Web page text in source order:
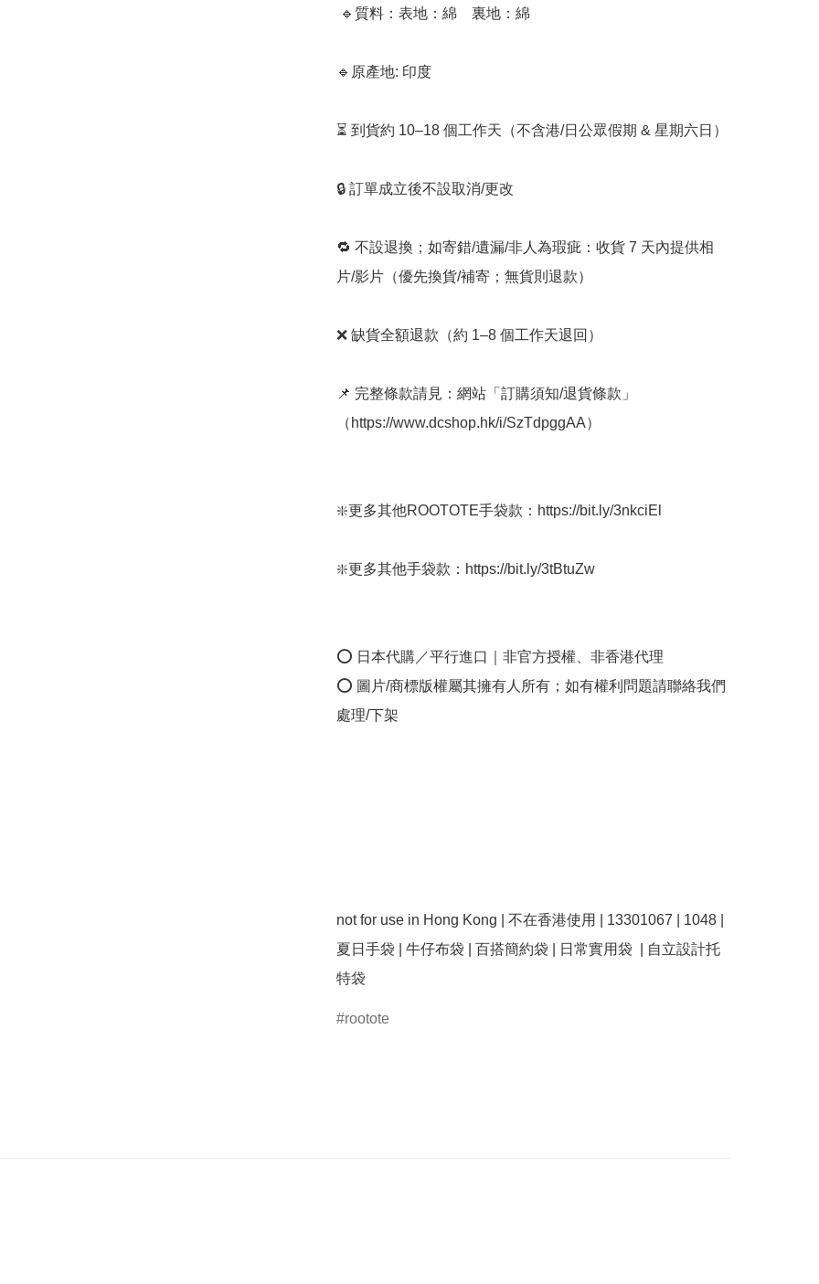
🔹原產地: 印度
⏳ 到貨約 10–18 個工作天（不含港/日公眾假期 & 星期六日）
🔒 訂單成立後不設取消/更改
🔁 不設退換；如寄錯/遺漏/非人為瑕疵：收貨 7 天內提供相
片/影片（優先換貨/補寄；無貨則退款）
❌ 缺貨全額退款（約 1–8 個工作天退回）
📌 完整條款請見：網站「訂購須知/退貨條款」
（https://www.dcshop.hk/i/SzTdpggAA）
❇️更多其他ROOTOTE手袋款：https://bit.ly/3nkciEl
❇️更多其他手袋款：https://bit.ly/3tBtuZw
⭕ 日本代購／平行進口｜非官方授權、非香港代理
⭕ 圖片/商標版權屬其擁有人所有；如有權利問題請聯絡我們
處理/下架
not for use in Hong Kong | 不在香港使用 | 13301067 | 1048 |
夏日手袋 | 牛仔布袋 | 百搭簡約袋 | 日常實用袋  | 自立設計托
特袋
rootote